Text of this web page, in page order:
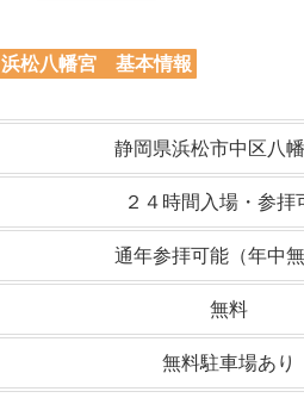
浜松八幡宮 基本情報
静岡県浜松市中区八
２４時間入場・参拝
通年参拝可能（年中無
無料
無料駐車場あり